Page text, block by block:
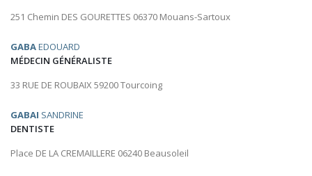
251 Chemin DES GOURETTES 06370 Mouans-Sartoux
GABAEDOUARD
MÉDECIN GÉNÉRALISTE
33 RUE DE ROUBAIX 59200 Tourcoing
GABAI SANDRINE
DENTISTE
Place DE LA CREMAILLERE 06240 Beausoleil